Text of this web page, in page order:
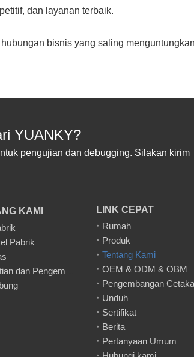
dan layanan terbaik.
bisnis yang saling
YUANKY?
pengujian dan debugging. Silakan kirim
KAMI
Pabrik
LINK CEPAT
Rumah
Produk
Tentang Kami
OEM & ODM & OBM
Pengembangan
Unduh
Sertifikat
Berita
Pertanyaan Umum